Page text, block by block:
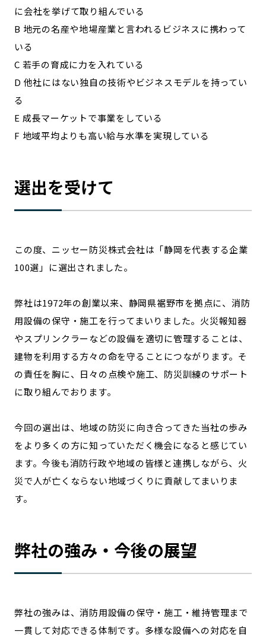
に会社を挙げて取り組んでいる
B 地元の名産や地場産業と言われるビジネスに携わって
いる
C 若手の育成に力を入れている
D 他社にはない独自の技術やビジネスモデルを持ってい
る
E 成長マーケットで事業をしている
F 地域平均よりも高い給与水準を実現している
選出を受けて
この度、ニッセー防災株式会社は「静岡を代表する企業
100選」に選出されました。
弊社は1972年の創業以来、静岡県裾野市を拠点に、消防
用設備の保守・施工を行ってまいりました。火災報知器
やスプリンクラーなどの設備を適切に管理することは、
建物を利用する方々の命を守ることにつながります。そ
の責任を胸に、日々の点検や施工、防災訓練のサポート
に取り組んでおります。
今回の選出は、地域の防災に向き合ってきた当社の歩み
をより多くの方に知っていただく機会になると感じてい
ます。今後も消防行政や地域の皆様と連携しながら、火
災で人が亡くならない地域づくりに貢献してまいりま
す。
弊社の強み・今後の展望
弊社の強みは、消防用設備の保守・施工・維持管理まで
一貫して対応できる体制です。多様な設備への対応を自